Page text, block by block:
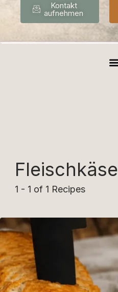
Kontakt
aufnehmen
Fleischkäse
1 - 1 of 1 Recipes